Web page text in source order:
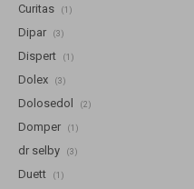
Curitas (1)
Dipar (3)
Dispert (1)
Dolex (3)
Dolosedol (2)
Domper (1)
dr selby (3)
Duett (1)